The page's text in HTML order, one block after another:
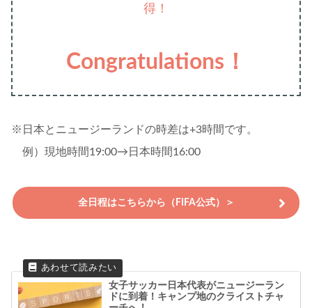
得！
Congratulations！
※日本とニュージーランドの時差は+3時間です。
例）現地時間19:00→日本時間16:00
全日程はこちらから（FIFA公式）＞
女子サッカー日本代表がニュージーラン
ドに到着！キャンプ地のクライストチャ